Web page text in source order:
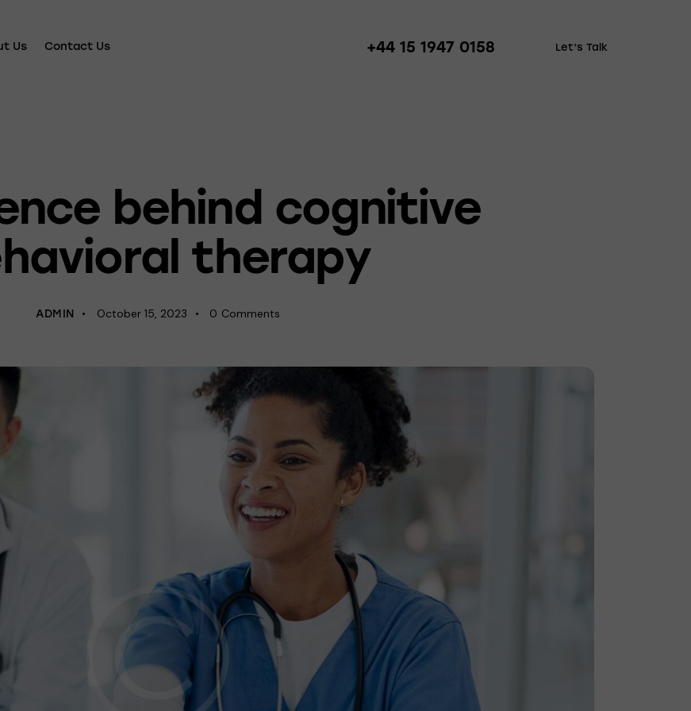
Us Contact Us +44 15 1947 0158 Let’s Talk
behind cognitive
therapy
ADMIN October 15, 2023 0 Comments